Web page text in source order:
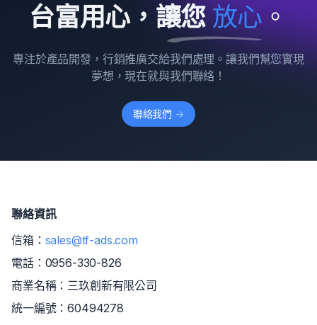
台富用心，讓您放心。
專注於產品開發，行銷推廣交給我們處理。讓我們幫您實現
夢想，現在就與我們聯絡！
聯絡我們 ->
聯絡資訊
信箱： sales@tf-ads.com
電話： 0956-330-826
商業名稱：三玖創新有限公司
統一編號：60494278